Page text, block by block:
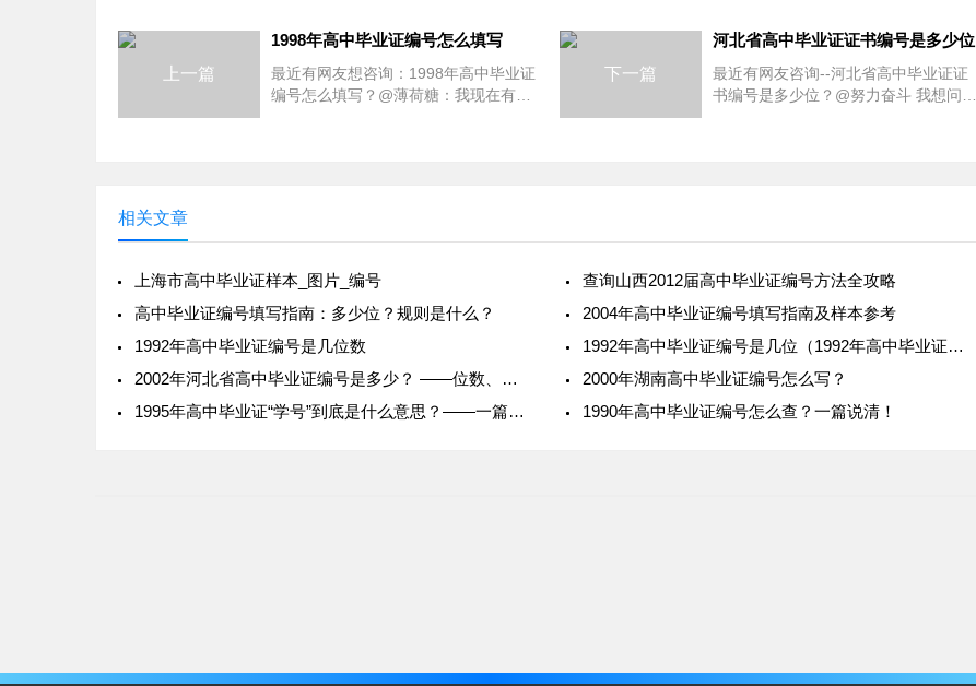
上一篇
1998年高中毕业证编号怎么填写
最近有网友想咨询：1998年高中毕业证
编号怎么填写？@薄荷糖：我现在有一
下一篇
河北省高中毕业证证书编号是多少位
最近有网友咨询--河北省高中毕业证证
书编号是多少位？@努力奋斗 我想问清
相关文章
上海市高中毕业证样本_图片_编号
查询山西2012届高中毕业证编号方法全攻略​
高中毕业证编号填写指南：多少位？规则是什么？​
2004年高中毕业证编号填写指南及样本参考
1992年高中毕业证编号是几位数
1992年高中毕业证编号是几位（1992年高中毕业证编号详解）
2002年河北省高中毕业证编号是多少？ ——位数、结构与实例
2000年湖南高中毕业证编号怎么写？
1995年高中毕业证“学号”到底是什么意思？——一篇帮你彻底读懂的说明
1990年高中毕业证编号怎么查？一篇说清！